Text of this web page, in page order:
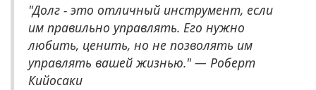
"Долг - это отличный инструмент, если
им правильно управлять. Его нужно
любить, ценить, но не позволять им
управлять вашей жизнью." — Роберт
Кийосаки